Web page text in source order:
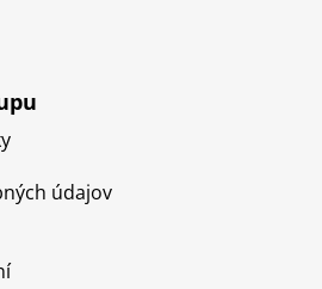
údajov